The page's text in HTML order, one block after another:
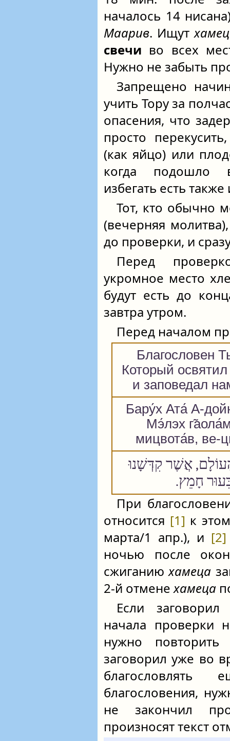
началось 14
Маарив. Ищутхамец
свечи во всех
Нужно не забыть
Запрещено
учить Тору за
опасения, что
просто
(как яйцо) или
когда подошло
избегать есть
Тот, кто обычно
(вечерняя
до проверки, и
Перед
укромное место
будут есть до
завтра утром.
Перед началом
Благословен
Который
и заповедал
Бару́х Ата́ А-
Мэ́лэх
мицвота́в, ве-
אֲשֶׁר קִדְּשָׁנוּ
חָמֵץ.
При
относится [1] к
марта/1 апр.), и [2]
ночью после
сжиганиюхамеца
2-й отменехамеца
Если
начала проверки
нужно повторить
заговорил уже во
благословения,
не закончил
произносят текст